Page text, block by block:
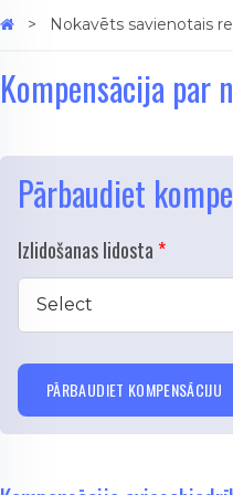
Nokavēts savienotais
Kompensācija par
Pārbaudiet
Izlidošanas lidosta
Select
PĀRBAUDIET KOMPENSĀCIJU